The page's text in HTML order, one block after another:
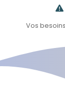
Vos besoins